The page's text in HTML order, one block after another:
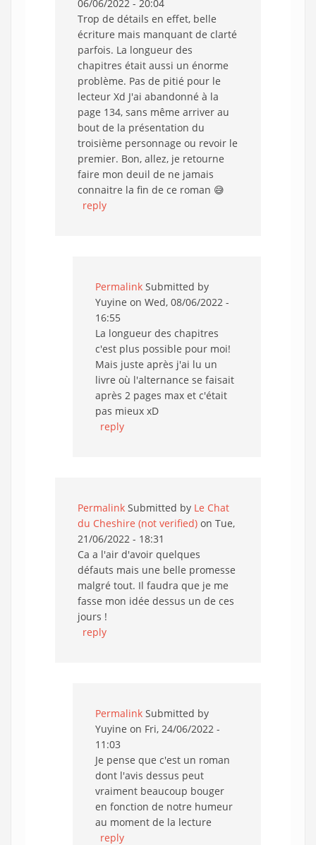
06/06/2022 - 20:04
Trop de détails en effet, belle
écriture mais manquant de clarté
parfois. La longueur des
chapitres était aussi un énorme
problème. Pas de pitié pour le
lecteur Xd J'ai abandonné à la
page 134, sans même arriver au
bout de la présentation du
troisième personnage ou revoir le
premier. Bon, allez, je retourne
faire mon deuil de ne jamais
connaitre la fin de ce roman 😅
reply
Permalink Submitted by
Yuyine on Wed, 08/06/2022 -
16:55
La longueur des chapitres
c'est plus possible pour moi!
Mais juste après j'ai lu un
livre où l'alternance se faisait
après 2 pages max et c'était
pas mieux xD
reply
Permalink Submitted by Le Chat
du Cheshire (not verified) on Tue,
21/06/2022 - 18:31
Ca a l'air d'avoir quelques
défauts mais une belle promesse
malgré tout. Il faudra que je me
fasse mon idée dessus un de ces
jours !
reply
Permalink Submitted by
Yuyine on Fri, 24/06/2022 -
11:03
Je pense que c'est un roman
dont l'avis dessus peut
vraiment beaucoup bouger
en fonction de notre humeur
au moment de la lecture
reply